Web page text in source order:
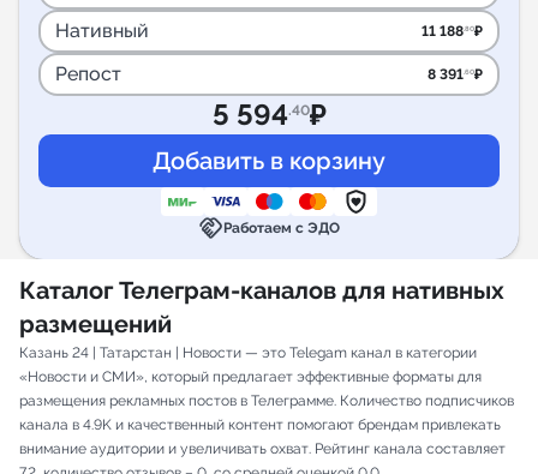
Нативный 11 188.80₽
Репост 8 391.60₽
5 594.40₽
handshakeРаботаем с ЭДО
Каталог Телеграм-каналов для нативных
размещений
Казань 24 | Татарстан | Новости — это Telegam канал в категории
«Новости и СМИ», который предлагает эффективные форматы для
размещения рекламных постов в Телеграмме. Количество подписчиков
канала в 4.9K и качественный контент помогают брендам привлекать
внимание аудитории и увеличивать охват. Рейтинг канала составляет